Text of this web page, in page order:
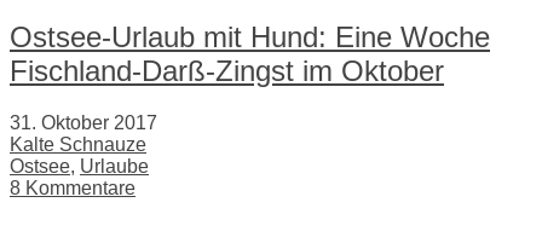
Ostsee-Urlaub mit Hund: Eine Woche
Fischland-Darß-Zingst im Oktober
31. Oktober 2017
Kalte Schnauze
Ostsee, Urlaube
8 Kommentare